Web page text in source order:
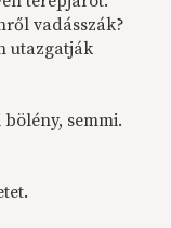
vadásszák?
utazgatják
semmi.